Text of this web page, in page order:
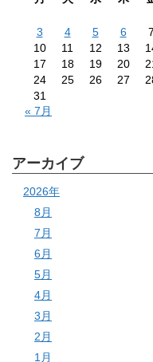
3
4 5 6 7
10
11 12 13
17
18 19 20
24
25 26 27
31
« 7月
アーカイブ
2026年
8月
7月
6月
5月
4月
3月
2月
1月